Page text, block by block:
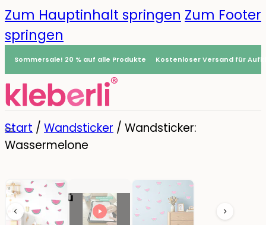
Zum Hauptinhalt springen Zum Footer
springen
Sommersale! 20 % auf alle Produkte Kostenloser Versand für
Menü
0
Start / Wandsticker / Wandsticker:
Wassermelone